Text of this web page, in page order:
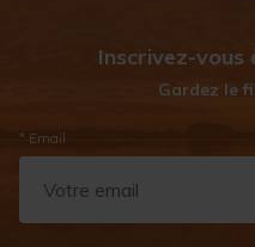
Inscrivez-
Gardez le
* Email